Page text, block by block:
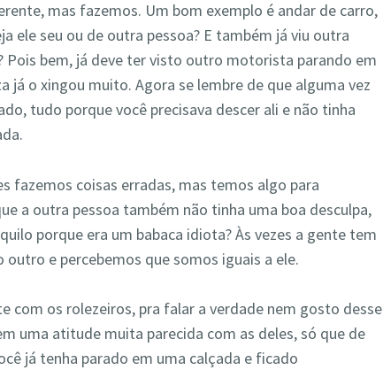
mas fazemos. Um bom exemplo é andar de carro,
ele seu ou de outra pessoa? E também já viu outra
Pois bem, já deve ter visto outro motorista parando em
já o xingou muito. Agora se lembre de que alguma vez
tudo porque você precisava descer ali e não tinha
fazemos coisas erradas, mas temos algo para
a outra pessoa também não tinha uma boa desculpa,
porque era um babaca idiota? Às vezes a gente tem
outro e percebemos que somos iguais a ele.
com os rolezeiros, pra falar a verdade nem gosto desse
uma atitude muita parecida com as deles, só que de
já tenha parado em uma calçada e ficado